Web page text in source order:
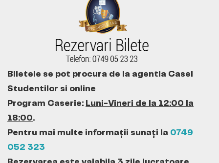
Biletele se pot procura de la agentia Casei
Studentilor si online
Program Caserie: Luni-Vineri de la 12:00 la
18:00.
Pentru mai multe informații sunați la 0749
052 323